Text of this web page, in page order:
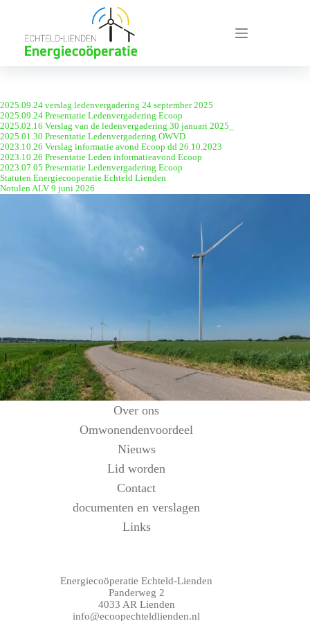
inhoud
2025.09.24 verslag ledenvergadering 24 september 2025
2025.09.24 Presentatie Ledenvergadering Ecoop
2025.02.16 Verslag van de ledenvergadering 30 januari 2025_
2025.01.30 Presentatie Ledenvergadering OWVD
2023.10.26 Verslag informatie avond Ecoop dd 26.10.2023
2023.10.26 Presentatie Leden informatieavond Ecoop
2023.07.05 Presentatie Ledenvergadering Ecoop
Statuten Energiecooperatie Echteld Lienden
Notulen ALV 9 juni 2026
Over ons
Omwonendenvoordeel
Nieuws
Lid worden
Contact
documenten en verslagen
Links
Energiecoöperatie Echteld-Lienden
Panderweg 2
4033 AR Lienden
info@ecoopechteldlienden.nl